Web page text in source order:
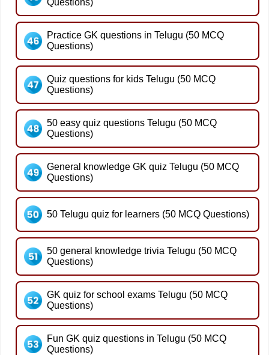
Practice GK questions in Telugu (50 MCQ
Questions)
Quiz questions for kids Telugu (50 MCQ
Questions)
50 easy quiz questions Telugu (50 MCQ
Questions)
General knowledge GK quiz Telugu (50 MCQ
Questions)
50 Telugu quiz for learners (50 MCQ Questions)
50 general knowledge trivia Telugu (50 MCQ
Questions)
GK quiz for school exams Telugu (50 MCQ
Questions)
Fun GK quiz questions in Telugu (50 MCQ
Questions)